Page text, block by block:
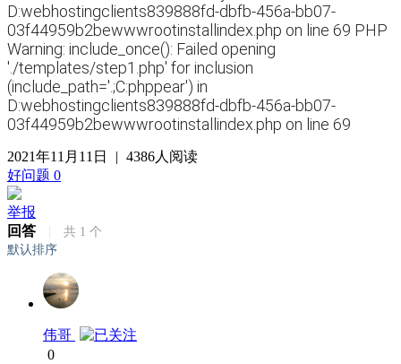
D:webhostingclients839888fd-dbfb-456a-bb07-
03f44959b2bewwwrootinstallindex.php on line 69 PHP
Warning: include_once(): Failed opening
'./templates/step1.php' for inclusion
(include_path='.;C:phppear') in
D:webhostingclients839888fd-dbfb-456a-bb07-
03f44959b2bewwwrootinstallindex.php on line 69
2021年11月11日 | 4386人阅读
好问题 0
举报
回答
共 1 个
默认排序
伟哥
0